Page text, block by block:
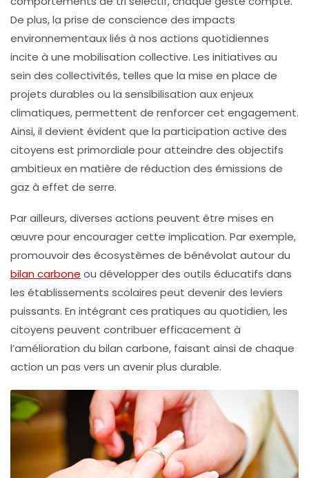
De plus, la prise de conscience des impacts
environnementaux liés à nos actions quotidiennes
incite à une mobilisation collective. Les initiatives au
sein des collectivités, telles que la mise en place de
projets durables ou la sensibilisation aux enjeux
climatiques, permettent de renforcer cet engagement.
Ainsi, il devient évident que la participation active des
citoyens est primordiale pour atteindre des objectifs
ambitieux en matière de réduction des émissions de
gaz à effet de serre.
Par ailleurs, diverses actions peuvent être mises en
œuvre pour encourager cette implication. Par exemple,
promouvoir des écosystèmes de bénévolat autour du
bilan carbone ou développer des outils éducatifs dans
les établissements scolaires peut devenir des leviers
puissants. En intégrant ces pratiques au quotidien,les
citoyens peuvent contribuer efficacement à
l’amélioration du bilan carbone, faisant ainsi de chaque
action un pas vers un avenir plus durable.